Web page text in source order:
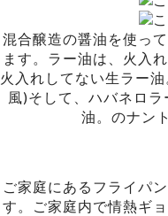
混合醸造の醤油を使っ
ます。ラー油は、火入
火入れしてない生ラー
風)そして、ハバネロ
油。のナン
ご家庭にあるフライパ
す。ご家庭内で情熱ギ